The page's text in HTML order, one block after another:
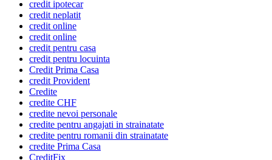
credit ipotecar
credit neplatit
credit online
credit online
credit pentru casa
credit pentru locuinta
Credit Prima Casa
credit Provident
Credite
credite CHF
credite nevoi personale
credite pentru angajati in strainatate
credite pentru romanii din strainatate
credite Prima Casa
CreditFix